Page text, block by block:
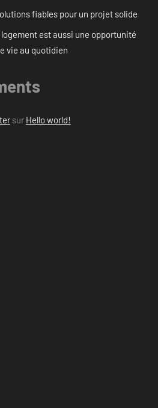
fiables pour un projet solide
est aussi une opportunité
vie au quotidien
sur Hello world!